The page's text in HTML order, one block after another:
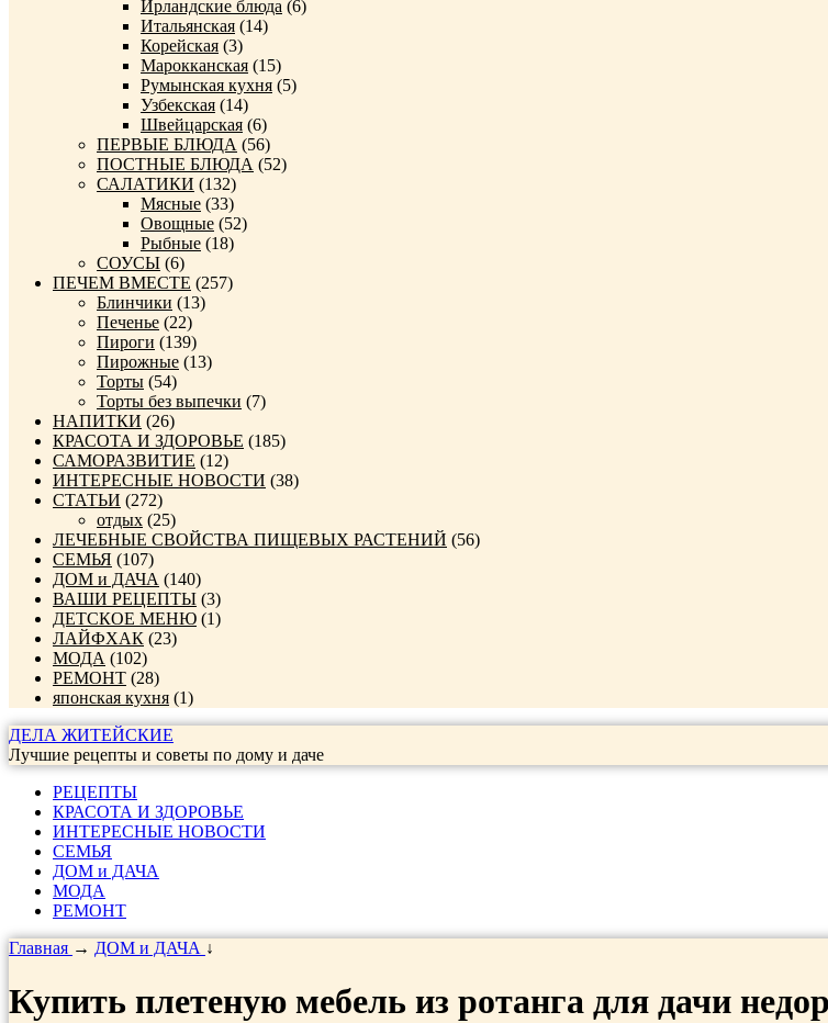
Ирландские блюда (6)
Итальянская (14)
Корейская (3)
Марокканская (15)
Румынская кухня (5)
Узбекская (14)
Швейцарская (6)
ПЕРВЫЕ БЛЮДА (56)
ПОСТНЫЕ БЛЮДА (52)
САЛАТИКИ (132)
Мясные (33)
Овощные (52)
Рыбные (18)
СОУСЫ (6)
ПЕЧЕМ ВМЕСТЕ (257)
Блинчики (13)
Печенье (22)
Пироги (139)
Пирожные (13)
Торты (54)
Торты без выпечки (7)
НАПИТКИ (26)
КРАСОТА И ЗДОРОВЬЕ (185)
САМОРАЗВИТИЕ (12)
ИНТЕРЕСНЫЕ НОВОСТИ (38)
СТАТЬИ (272)
отдых (25)
ЛЕЧЕБНЫЕ СВОЙСТВА ПИЩЕВЫХ РАСТЕНИЙ (56)
СЕМЬЯ (107)
ДОМ и ДАЧА (140)
ВАШИ РЕЦЕПТЫ (3)
ДЕТСКОЕ МЕНЮ (1)
ЛАЙФХАК (23)
МОДА (102)
РЕМОНТ (28)
японская кухня (1)
ДЕЛА ЖИТЕЙСКИЕ
Лучшие рецепты и советы по дому и даче
РЕЦЕПТЫ
КРАСОТА И ЗДОРОВЬЕ
ИНТЕРЕСНЫЕ НОВОСТИ
СЕМЬЯ
ДОМ и ДАЧА
МОДА
РЕМОНТ
Главная → ДОМ и ДАЧА ↓
Купить плетеную мебель из ротанга для дачи